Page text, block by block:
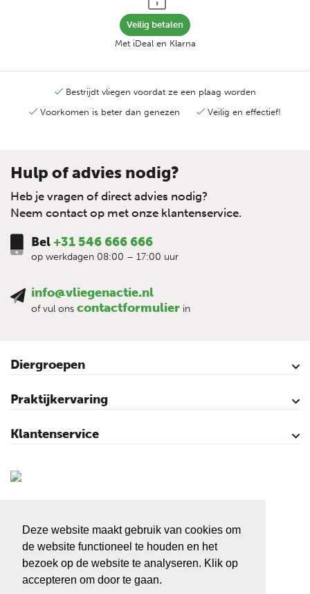
Deze website maakt gebruik van cookies om
de website functioneel te houden en het
bezoek op de website te analyseren. Klik op
accepteren om door te gaan.
Veilig betalen
Met iDeal en Klarna
Bestrijdt vliegen voordat ze een plaag worden
Voorkomen is beter dan genezen
Veilig en effectief!
Hulp of advies nodig?
Heb je vragen of direct advies nodig?
Neem contact op met onze klantenservice.
Bel+31 546 666 666
op werkdagen 08:00 – 17:00 uur
info@vliegenactie.nl
of vul ons contactformulier in
Diergroepen
Rundvee
Paarden
Schapen
Geiten
Varkens
Pluimvee
Praktijkervaring
Kalveren
Koeien
Varkens
Over vliegen…
Vliegenbestrijding – video’s
Klantenservice
Contact
Mijn account
Veilig winkelen
Algemene voorwaarden
Privacy- en cookieverklaring
Disclaimer
Sitemap
7681 KC Vroomshoop
Tel:+31 546 666 666
E-mail:info@vliegenactie.nl